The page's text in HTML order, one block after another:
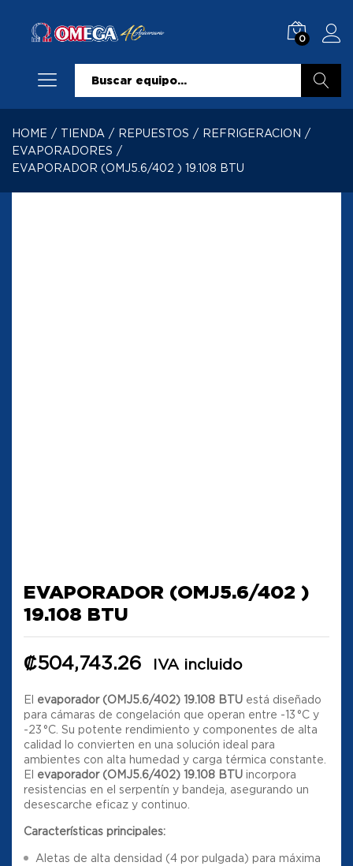
0
HOME / TIENDA / REPUESTOS / REFRIGERACION /
EVAPORADORES /
EVAPORADOR (OMJ5.6/402 ) 19.108 BTU
EVAPORADOR (OMJ5.6/402 )
19.108 BTU
₡504,743.26 IVA incluido
El evaporador (OMJ5.6/402) 19.108 BTU está diseñado
para cámaras de congelación que operan entre -13 °C y
-23 °C. Su potente rendimiento y componentes de alta
calidad lo convierten en una solución ideal para
ambientes con alta humedad y carga térmica constante.
El evaporador (OMJ5.6/402) 19.108 BTU incorpora
resistencias en el serpentín y bandeja, asegurando un
desescarche eficaz y continuo.
Características principales:
Aletas de alta densidad (4 por pulgada) para máxima